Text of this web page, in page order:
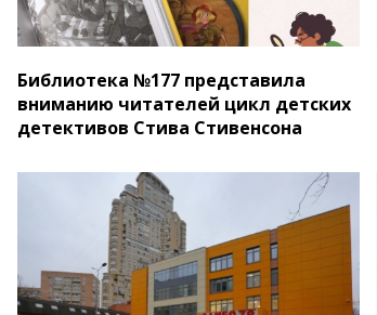
Библиотека №177 представила
вниманию читателей цикл детских
детективов Стива Стивенсона